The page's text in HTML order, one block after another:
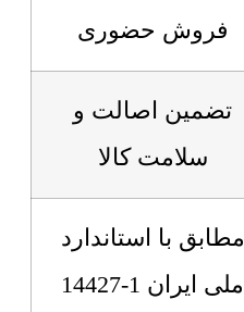
فروش حضوری
تضمین اصالت و
سلامت کالا
مطابق با استاندارد
ملی ایران 1-14427